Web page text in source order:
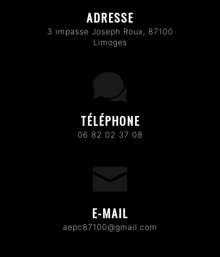
ADRESSE
3 impasse Joseph Roux, 87100
Limoges
TÉLÉPHONE
06 82 02 37 08
E-MAIL
aepc87100@gmail.com